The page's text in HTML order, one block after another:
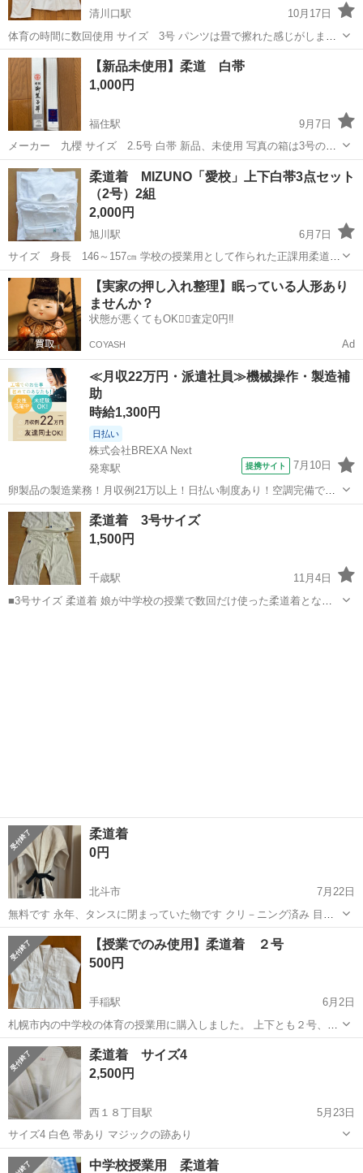
清川口駅
10月17日
体育の時間に数回使用 サイズ 3号 パンツは畳で擦れた感じがしま
す。 【希望取引場所】北斗市近郊ならお届けいたします 【希望取引日
時】希望日をお知らせ下さい（要相談） 上記の条件に合わせてくださ
る方を優先させていただきま...
北海道 北斗市 清川口駅 武道、格闘技
【新品未使用】柔道 白帯
1,000円
福住駅
9月7日
メーカー 九櫻 サイズ 2.5号 白帯 新品、未使用 写真の箱は3号の物
ですが、帯本体は2.5号です。 引渡しは札幌市内であれば要検討させて
いただきます。 よろしくお願いします。
北海道 札幌市 福住駅 武道、格闘技 新品
柔道着 MIZUNO「愛校」上下白帯3点セット
（2号）2組
2,000円
旭川駅
6月7日
サイズ 身長 146～157㎝ 学校の授業用として作られた正課用柔道着
です。 使用に伴うシミ、汚れ、傷み等あります。 着替え用にいかがで
しょうか？
北海道 旭川市 旭川駅 武道、格闘技 MIZUNO
【実家の押し入れ整理】眠っている人形あり
ませんか？
状態が悪くてもOK🙆‍♀️査定0円‼️
COYASH Ad
≪月収22万円・派遣社員≫機械操作・製造補
助
時給1,300円
日払い
株式会社BREXA Next
発寒駅
提携サイト 7月10日
卵製品の製造業務！月収例21万以上！日払い制度あり！空調完備で快
適作業★20代～50代までの男女活躍中！作業着無償貸与★マイカー通
勤OK＆無料駐車場完備！《北海道札幌市》 人気の工場のお仕事 ◇卵
製品の製造業務◇ 作業内...
北海道 札幌市 発寒駅 その他
柔道着 3号サイズ
1,500円
千歳駅
11月4日
■3号サイズ 柔道着 娘が中学校の授業で数回だけ使った柔道着となり
柔道着
0円
北斗市
7月22日
無料です 永年、タンスに閉まっていた物です クリ－ニング済み 目立
った汚れも無く、破れも無く、綺麗です まだまだ使用出来る物です🌝
サイズは5号 私が着ていた物です 171㌢、66kg 帯に刺繍で名前が入っ
ていますが、 細い...
北海道 北斗市 武道、格闘技
【授業でのみ使用】柔道着 ２号
500円
手稲駅
6月2日
札幌市内の中学校の体育の授業用に購入しました。 上下とも２号、
帯、袋つきです。 激しい汚れはありません。 品質タグの裏に名前を書
いていますので塗りつぶしてお渡しします。気になる方はご遠慮くだ
さい。 授業での使用頻度の割にそれ...
北海道 札幌市 手稲駅 武道、格闘技
柔道着 サイズ4
2,500円
西１８丁目駅
5月23日
サイズ4 白色 帯あり マジックの跡あり
北海道 札幌市 西１８丁目駅 武道、格闘技
中学校授業用 柔道着